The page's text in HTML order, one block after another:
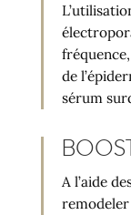
de
sérum
A l’aide
remodeler